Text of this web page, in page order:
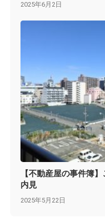
2025年6月2日
【不動産屋の事件簿
内見
2025年5月22日